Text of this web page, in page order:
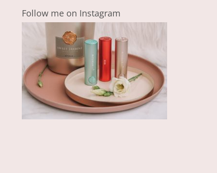
Follow me on Instagram